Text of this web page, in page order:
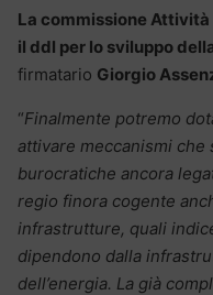
La commissione
il ddl per lo sviluppo
firmatario Giorgio
“Finalmente potremo
attivare meccanismi
burocratiche ancora
regio finora cogente
infrastrutture, quali
dipendono dalla
dell’energia. La già